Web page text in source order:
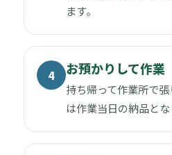
ます。
4 お預かりして作業
持ち帰って作業所で
は作業当日の納品とな